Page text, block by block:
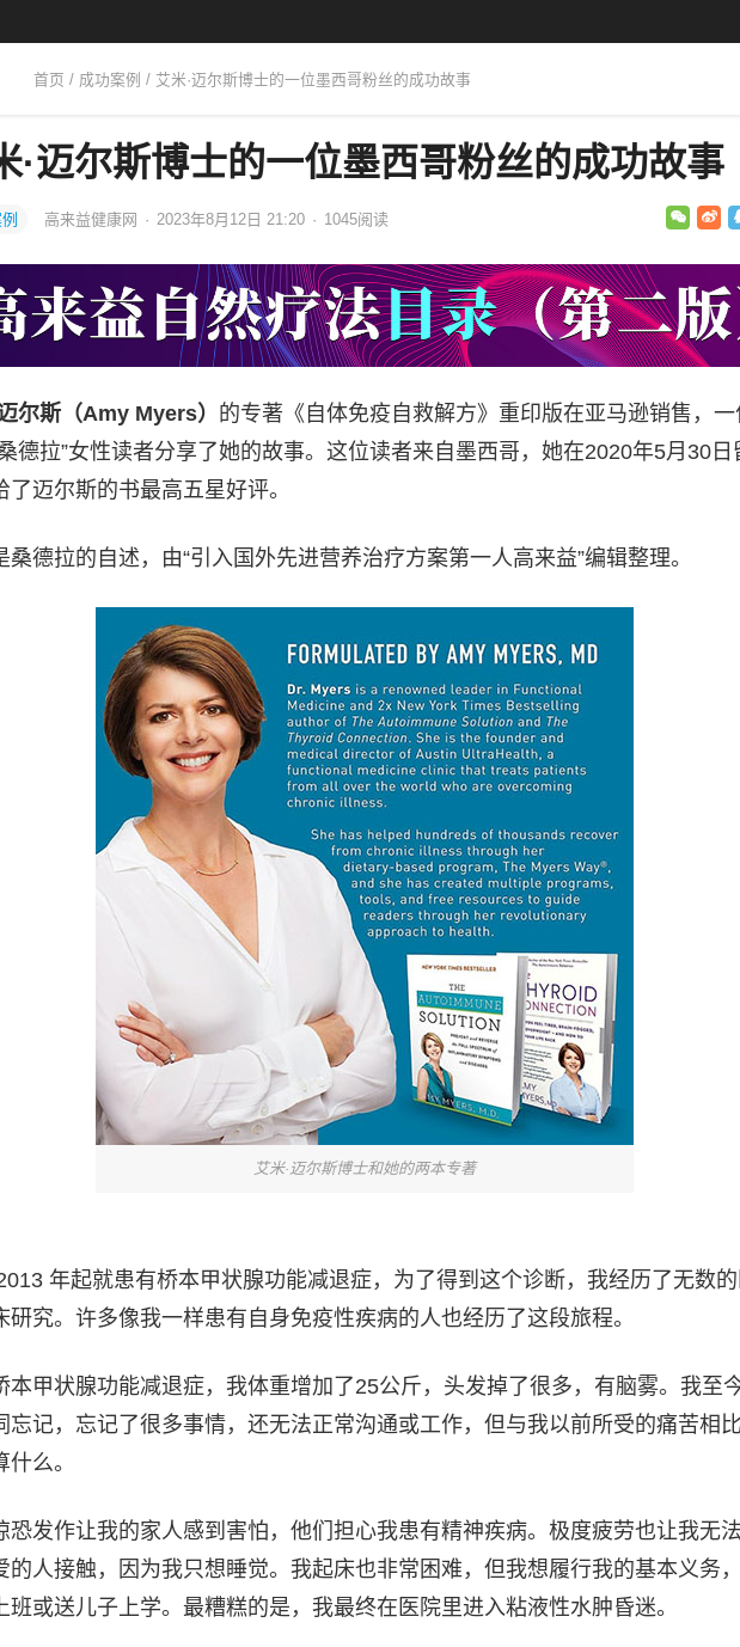
首页 / 成功案例 / 艾米·迈尔斯博士的一位墨西哥粉丝的成功故事
·迈尔斯博士的一位墨西哥粉丝的成功故事
高来益健康网 · 2023年8月12日 21:20 · 1045阅读
尔斯（Amy Myers） 的专著《自体免疫自救解方》重印版在亚马逊销售，一
德拉”女性读者分享了她的故事。这位读者来自墨西哥，她在2020年5月30日
了迈尔斯的书最高五星好评。
桑德拉的自述，由“引入国外先进营养治疗方案第一人高来益”编辑整理。
艾米·迈尔斯博士和她的两本专著
年起就患有桥本甲状腺功能减退症，为了得到这个诊断，我经历了无数
研究。许多像我一样患有自身免疫性疾病的人也经历了这段旅程。
本甲状腺功能减退症，我体重增加了25公斤，头发掉了很多，有脑雾。我至
忘记，忘记了很多事情，还无法正常沟通或工作，但与我以前所受的痛苦相比
么。
恐发作让我的家人感到害怕，他们担心我患有精神疾病。极度疲劳也让我无
的人接触，因为我只想睡觉。我起床也非常困难，但我想履行我的基本义务
班或送儿子上学。最糟糕的是，我最终在医院里进入粘液性水肿昏迷。